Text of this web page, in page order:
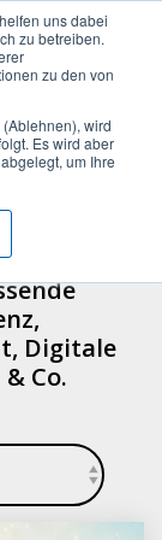
uns dabei
zu betreiben.
zu den von
wird
Es wird aber
um Ihre
89 512 65 100
Branchen
Software
Digitale
Co.